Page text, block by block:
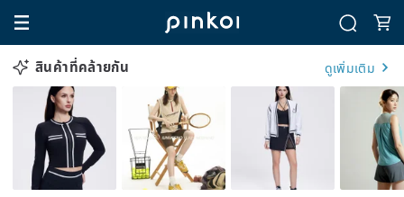
สินค้าที่คล้ายกัน ดูเพิ่มเติม